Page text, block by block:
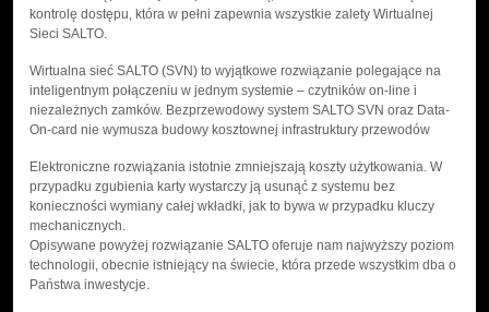
kontrolę dostępu, która w pełni zapewnia wszystkie zalety Wirtualnej
Sieci SALTO.
Wirtualna sieć SALTO (SVN) to wyjątkowe rozwiązanie polegające na
inteligentnym połączeniu w jednym systemie – czytników on-line i
niezależnych zamków. Bezprzewodowy system SALTO SVN oraz Data-
On-card nie wymusza budowy kosztownej infrastruktury przewodów
Elektroniczne rozwiązania istotnie zmniejszają koszty użytkowania. W
przypadku zgubienia karty wystarczy ją usunąć z systemu bez
konieczności wymiany całej wkładki, jak to bywa w przypadku kluczy
mechanicznych.
Opisywane powyżej rozwiązanie SALTO oferuje nam najwyższy poziom
technologii, obecnie istniejący na świecie, która przede wszystkim dba o
Państwa inwestycje.